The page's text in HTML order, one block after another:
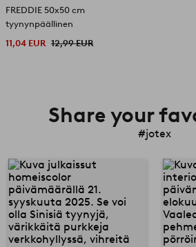
FREDDIE 50x50 cm
tyynynpäällinen
11,04 EUR 12,99 EUR
Share your
#jotex